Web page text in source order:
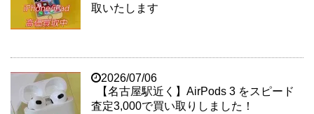
取いたします
2026/07/06
【名古屋駅近く】AirPods 3 をスピード
査定3,000で買い取りしました！